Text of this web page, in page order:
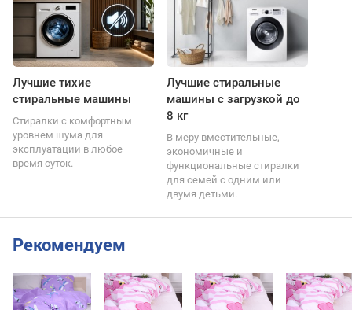
Лучшие тихие
стиральные машины
Стиралки с комфортным
уровнем шума для
эксплуатации в любое
время суток.
Лучшие стиральные
машины с загрузкой до
8 кг
В меру вместительные,
экономичные и
функциональные стиралки
для семей с одним или
двумя детьми.
Рекомендуем